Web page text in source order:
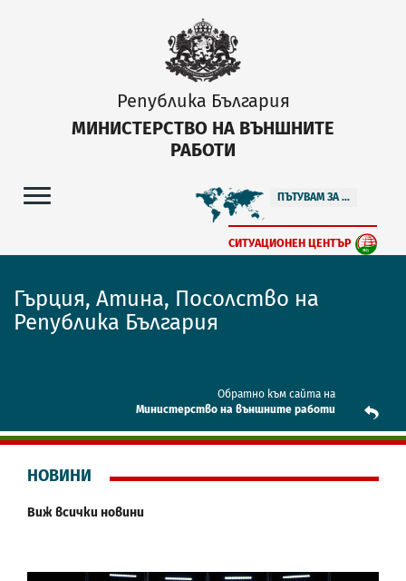
Република България
МИНИСТЕРСТВО НА ВЪНШНИТЕ
РАБОТИ
ПЪТУВАМ ЗА ...
СИТУАЦИОНЕН ЦЕНТЪР
Гърция, Атина, Посолство на
Република България
Обратно към сайта на
Mинистерство на външните работи
НОВИНИ
Виж всички новини